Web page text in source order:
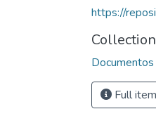
https://
Full